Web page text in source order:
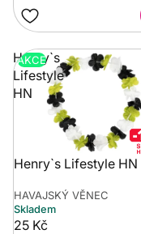
Henry`s
Lifestyle
HN
AKCE
Henry`s Lifestyle HN
HAVAJSKÝ VĚNEC
Skladem
25 Kč